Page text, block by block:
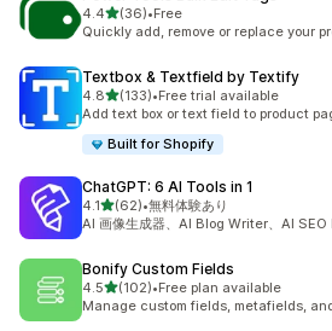
4.45つ星中
(36)
合計レビュー数：36件
•Free
Quickly add, remove or replace your
Textbox & Textfield by Textify
4.85つ星中
(133)
合計レビュー数：133件
•Free trial available
Add text box or text field to product
Built for Shopify
ChatGPT: 6 AI Tools in 1
4.15つ星中
(62)
合計レビュー数：62件
•無料体験あり
AI 画像生成器、AI Blog Writer、AI SEO
Bonify Custom Fields
4.55つ星中
(102)
合計レビュー数：102件
•Free plan available
Manage custom fields, metafields,